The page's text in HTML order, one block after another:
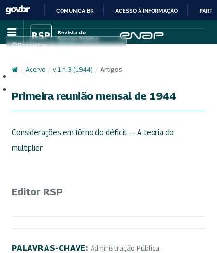
IR
PARA
CONTEÚDO
COMUNICA BR ACESSO À INFORMAÇÃO
Pesquisar
/ Acervo / v. 1 n. 3 (1944) / Artigos
Primeira reunião mensal de 1944
Considerações em tôrno do déficit — A teoria do
multiplier
Editor RSP
PALAVRAS-CHAVE: Administração Pública